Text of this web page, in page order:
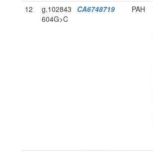
12
g.102843
604G>C
CA6748719 PAH